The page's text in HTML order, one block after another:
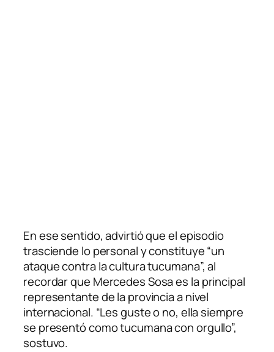
En ese sentido, advirtió que el episodio
trasciende lo personal y constituye “un
ataque contra la cultura tucumana”, al
recordar que Mercedes Sosa es la principal
representante de la provincia a nivel
internacional. “Les guste o no, ella siempre
se presentó como tucumana con orgullo”,
sostuvo.